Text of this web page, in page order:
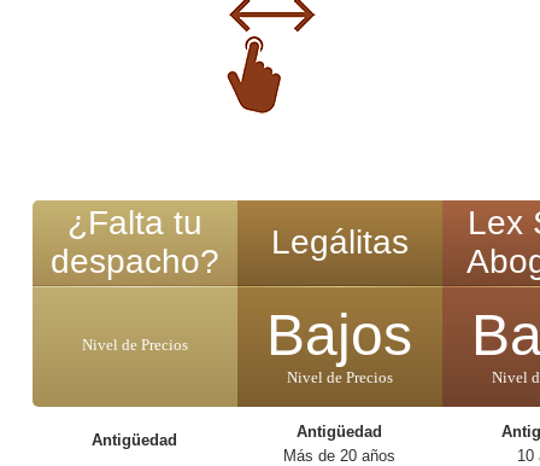
¿Falta tu
despacho?
Nivel de Precios
Antigüedad
Legálitas
Bajos
Nivel de Precios
Antigüedad
Más de 20 años
Lex
Nivel
10